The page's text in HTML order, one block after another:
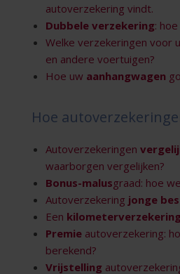
autoverzekering vindt.
Dubbele verzekering:
Welke verzekeringen voor
en andere voertuigen?
Hoe uw aanhangwagen
Hoe
Autoverzekeringen
waarborgen vergelijken?
Bonus-malusgraad: hoe
Autoverzekering jonge
Een kilometerverzekering
Premie autoverzekering:
berekend?
Vrijstelling